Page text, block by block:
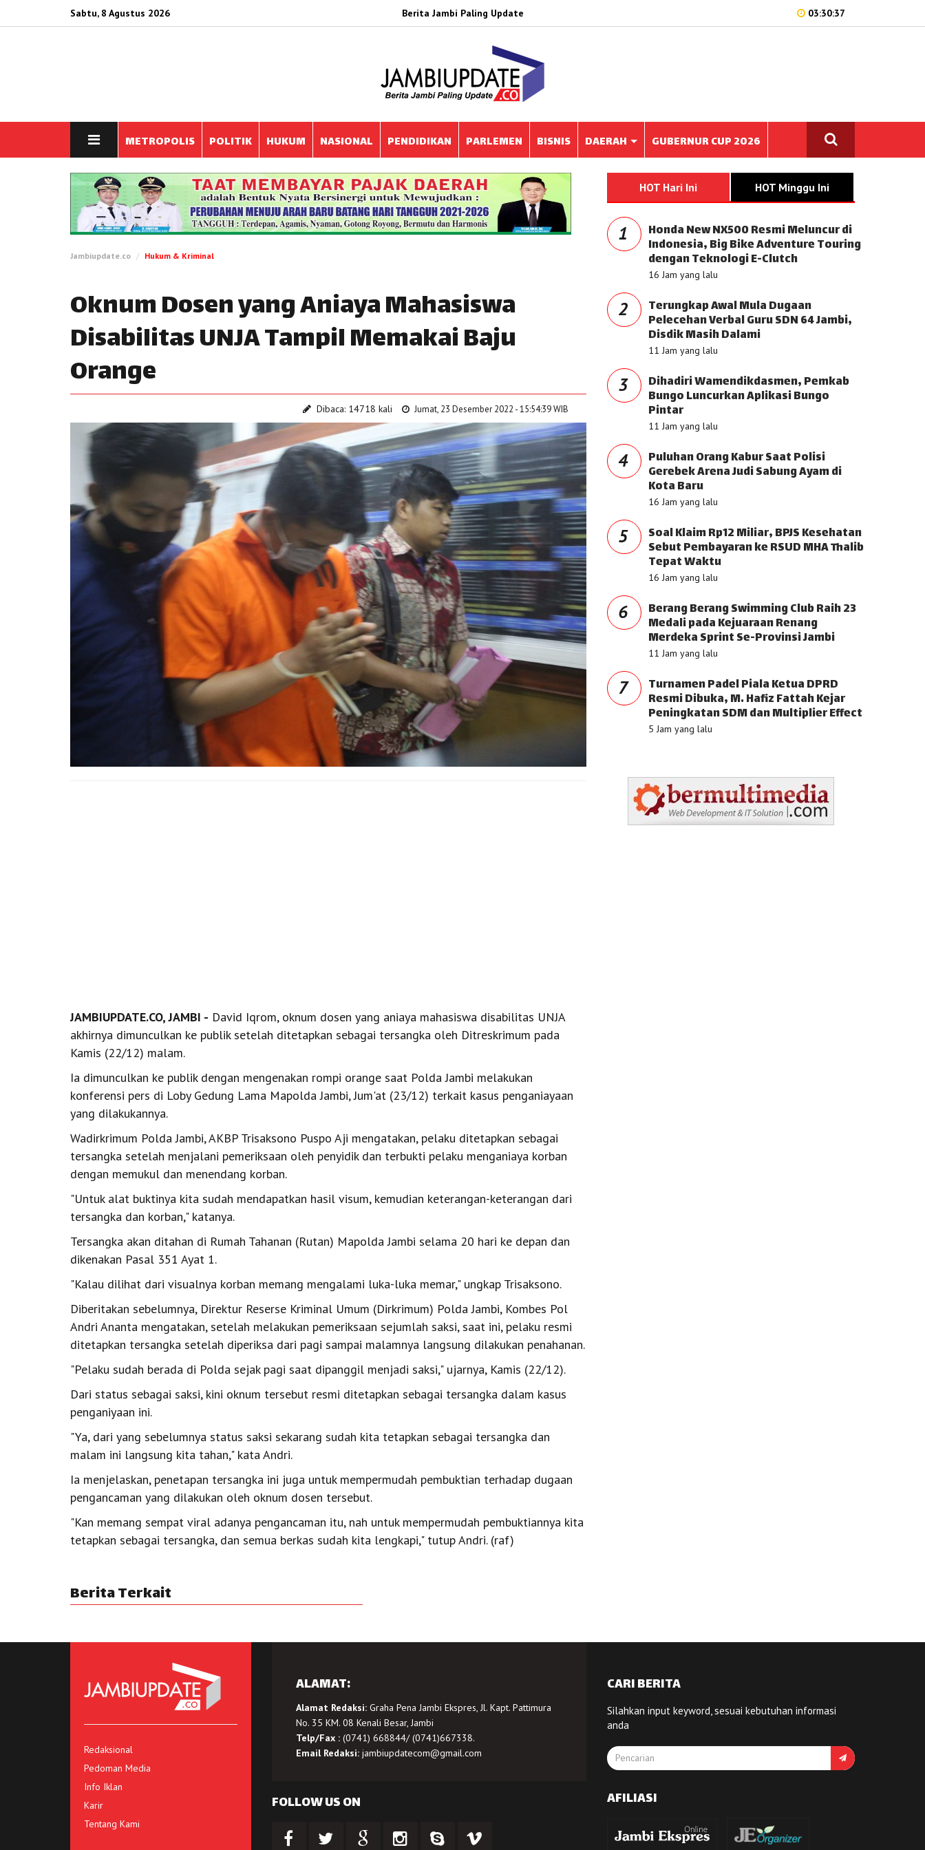
Sabtu, 8 Agustus 2026 Berita Jambi Paling Update 03:30:37
METROPOLIS POLITIK HUKUM NASIONAL PENDIDIKAN PARLEMEN BISNIS DAERAH GUBERNUR CUP 2026
Jambiupdate.co Hukum & Kriminal
Oknum Dosen yang Aniaya Mahasiswa
Disabilitas UNJA Tampil Memakai Baju
Orange
Dibaca: 14718 kali Jumat, 23 Desember 2022 - 15:54:39 WIB
JAMBIUPDATE.CO, JAMBI - David Iqrom, oknum dosen yang aniaya mahasiswa disabilitas UNJA
akhirnya dimunculkan ke publik setelah ditetapkan sebagai tersangka oleh Ditreskrimum pada
Kamis (22/12) malam.
Ia dimunculkan ke publik dengan mengenakan rompi orange saat Polda Jambi melakukan
konferensi pers di Loby Gedung Lama Mapolda Jambi, Jum'at (23/12) terkait kasus penganiayaan
yang dilakukannya.
Wadirkrimum Polda Jambi, AKBP Trisaksono Puspo Aji mengatakan, pelaku ditetapkan sebagai
tersangka setelah menjalani pemeriksaan oleh penyidik dan terbukti pelaku menganiaya korban
dengan memukul dan menendang korban.
"Untuk alat buktinya kita sudah mendapatkan hasil visum, kemudian keterangan-keterangan dari
tersangka dan korban," katanya.
Tersangka akan ditahan di Rumah Tahanan (Rutan) Mapolda Jambi selama 20 hari ke depan dan
dikenakan Pasal 351 Ayat 1.
"Kalau dilihat dari visualnya korban memang mengalami luka-luka memar," ungkap Trisaksono.
Diberitakan sebelumnya, Direktur Reserse Kriminal Umum (Dirkrimum) Polda Jambi, Kombes Pol
Andri Ananta mengatakan, setelah melakukan pemeriksaan sejumlah saksi, saat ini, pelaku resmi
ditetapkan tersangka setelah diperiksa dari pagi sampai malamnya langsung dilakukan penahanan.
"Pelaku sudah berada di Polda sejak pagi saat dipanggil menjadi saksi," ujarnya, Kamis (22/12).
Dari status sebagai saksi, kini oknum tersebut resmi ditetapkan sebagai tersangka dalam kasus
penganiyaan ini.
"Ya, dari yang sebelumnya status saksi sekarang sudah kita tetapkan sebagai tersangka dan
malam ini langsung kita tahan," kata Andri.
Ia menjelaskan, penetapan tersangka ini juga untuk mempermudah pembuktian terhadap dugaan
pengancaman yang dilakukan oleh oknum dosen tersebut.
"Kan memang sempat viral adanya pengancaman itu, nah untuk mempermudah pembuktiannya kita
tetapkan sebagai tersangka, dan semua berkas sudah kita lengkapi," tutup Andri. (raf)
Berita Terkait
HOT Hari Ini HOT Minggu Ini
1 Honda New NX500 Resmi Meluncur di
Indonesia, Big Bike Adventure Touring
dengan Teknologi E-Clutch
16 Jam yang lalu
2 Terungkap Awal Mula Dugaan
Pelecehan Verbal Guru SDN 64 Jambi,
Disdik Masih Dalami
11 Jam yang lalu
3 Dihadiri Wamendikdasmen, Pemkab
Bungo Luncurkan Aplikasi Bungo
Pintar
11 Jam yang lalu
4 Puluhan Orang Kabur Saat Polisi
Gerebek Arena Judi Sabung Ayam di
Kota Baru
16 Jam yang lalu
5 Soal Klaim Rp12 Miliar, BPJS Kesehatan
Sebut Pembayaran ke RSUD MHA Thalib
Tepat Waktu
16 Jam yang lalu
6 Berang Berang Swimming Club Raih 23
Medali pada Kejuaraan Renang
Merdeka Sprint Se-Provinsi Jambi
11 Jam yang lalu
7 Turnamen Padel Piala Ketua DPRD
Resmi Dibuka, M. Hafiz Fattah Kejar
Peningkatan SDM dan Multiplier Effect
5 Jam yang lalu
Redaksional
Pedoman Media
Info Iklan
Karir
Tentang Kami
ALAMAT:
Alamat Redaksi:Graha Pena Jambi Ekspres, Jl. Kapt. Pattimura
No. 35 KM. 08 Kenali Besar, Jambi
Telp/Fax :(0741) 668844/ (0741)667338.
Email Redaksi: jambiupdatecom@gmail.com
FOLLOW US ON
CARI BERITA
Silahkan input keyword, sesuai kebutuhan informasi
anda
AFILIASI